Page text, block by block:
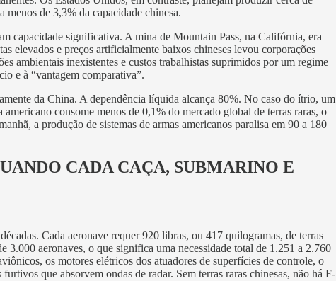
menos de 3,3% da capacidade chinesa.
capacidade significativa. A mina de Mountain Pass, na Califórnia, era
elevados e preços artificialmente baixos chineses levou corporações
ambientais inexistentes e custos trabalhistas suprimidos por um regime
e à “vantagem comparativa”.
da China. A dependência líquida alcança 80%. No caso do ítrio, um
consome menos de 0,1% do mercado global de terras raras, o
a produção de sistemas de armas americanos paralisa em 90 a 180
CADA CAÇA, SUBMARINO E
Cada aeronave requer 920 libras, ou 417 quilogramas, de terras
aeronaves, o que significa uma necessidade total de 1.251 a 2.760
os motores elétricos dos atuadores de superfícies de controle, o
que absorvem ondas de radar. Sem terras raras chinesas, não há F-